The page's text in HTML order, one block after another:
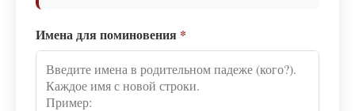
Имена для поминовения *